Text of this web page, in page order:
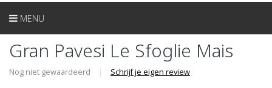
MENU
Gran Pavesi Le Sfoglie Mais
Nog niet gewaardeerd | Schrijf je eigen review